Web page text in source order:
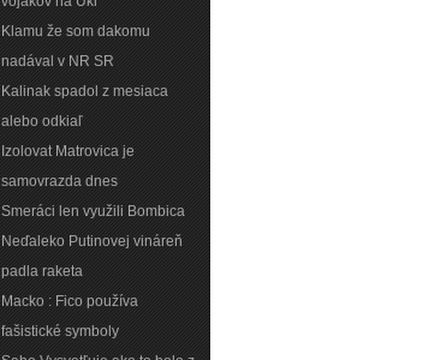
Klamu že som dakomu
nadával v NR SR
Kalinak spadol z mesiaca
alebo odkiaľ
Izolovat Matrovica je
samovrazda dnes
Smeráci len využili Bombica
Neďaleko Putinovej vináreň
padla raketa
Macko : Fico používa
fašistické symboly